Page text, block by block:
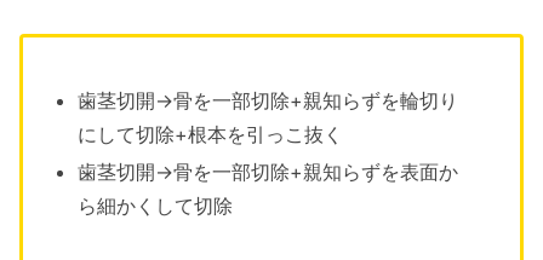
歯茎切開→骨を一部切除+親知らずを輪切り
にして切除+根本を引っこ抜く
歯茎切開→骨を一部切除+親知らずを表面か
ら細かくして切除